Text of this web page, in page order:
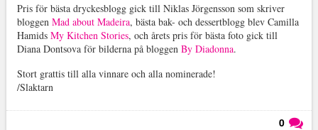
Pris för bästa dryckesblogg gick till Niklas Jörgensson som skriver
bloggen Mad about Madeira, bästa bak- och dessertblogg blev Camilla
Hamids My Kitchen Stories, och årets pris för bästa foto gick till
Diana Dontsova för bilderna på bloggen By Diadonna.
Stort grattis till alla vinnare och alla nominerade!
/Slaktarn
0